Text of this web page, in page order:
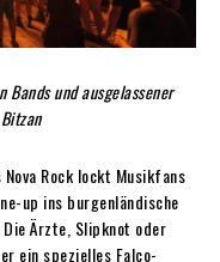
und ausgelassener
Rock lockt Musikfans
up ins burgen­ländische
Ärzte, Slipknot oder
ein spezielles Falco-